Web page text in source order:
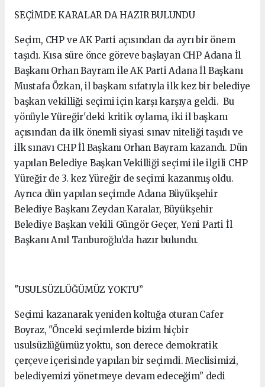
SEÇİMDE KARALAR DA HAZIR BULUNDU
Seçim, CHP ve AK Parti açısından da ayrı bir önem
taşıdı. Kısa süre önce göreve başlayan CHP Adana İl
Başkanı Orhan Bayram ile AK Parti Adana İl Başkanı
Mustafa Özkan, il başkanı sıfatıyla ilk kez bir belediye
başkan vekilliği seçimi için karşı karşıya geldi. Bu
yönüyle Yüreğir'deki kritik oylama, iki il başkanı
açısından da ilk önemli siyasi sınav niteliği taşıdı ve
ilk sınavı CHP İl Başkanı Orhan Bayram kazandı. Dün
yapılan Belediye Başkan Vekilliği seçimi ile ilgili CHP
Yüreğir de 3. kez Yüreğir de seçimi kazanmış oldu.
Ayrıca dün yapılan seçimde Adana Büyükşehir
Belediye Başkanı Zeydan Karalar, Büyükşehir
Belediye Başkan vekili Güngör Geçer, Yeni Parti İl
Başkanı Anıl Tanburoğlu’da hazır bulundu.
"USULSÜZLÜĞÜMÜZ YOKTU”
Seçimi kazanarak yeniden koltuğa oturan Cafer
Boyraz, "Önceki seçimlerde bizim hiçbir
usulsüzlüğümüz yoktu, son derece demokratik
çerçeve içerisinde yapılan bir seçimdi. Meclisimizi,
belediyemizi yönetmeye devam edeceğim" dedi